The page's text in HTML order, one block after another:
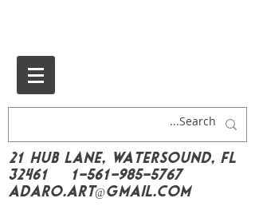
21 Hub Lane, Watersound, FL
32461
1-561-985-5767
Adaro.Art@gmail.com